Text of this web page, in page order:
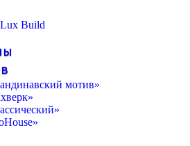
Lux Build
мотив»